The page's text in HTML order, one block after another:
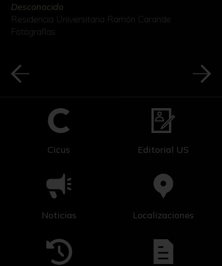
Desconocido
Residencia Universitaria Ramón Carande
Fotografías
Cicus Editorial US
Noticias Localizaciones